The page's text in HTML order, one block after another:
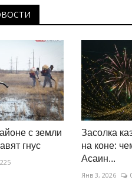
с земли
гнус
225
Засолка
на коне:
Асаин...
Янв 3, 2026